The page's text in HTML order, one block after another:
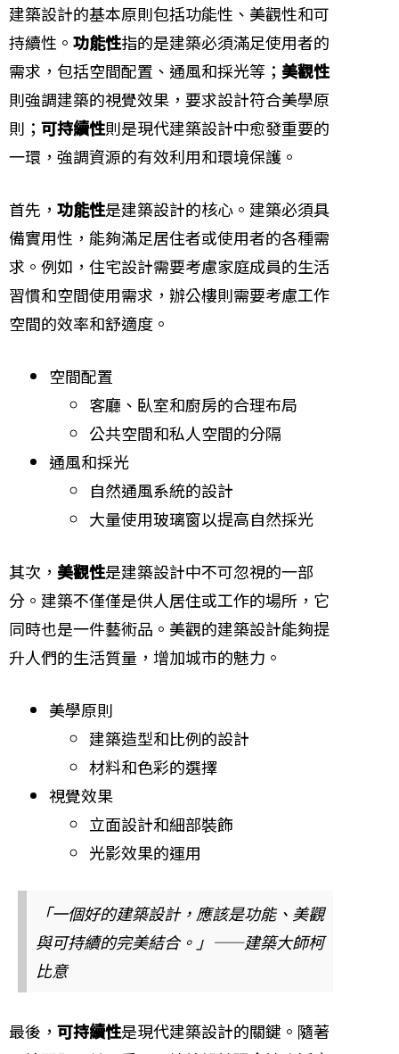
建築設計的基本原則包括功能性、美觀性和可
持續性。 功能性指的是建築必須滿足使用者的
需求，包括空間配置、通風和採光等； 美觀性
則強調建築的視覺效果，要求設計符合美學原
則； 可持續性則是現代建築設計中愈發重要的
一環，強調資源的有效利用和環境保護。
首先， 功能性是建築設計的核心。建築必須具
備實用性，能夠滿足居住者或使用者的各種需
求。例如，住宅設計需要考慮家庭成員的生活
習慣和空間使用需求，辦公樓則需要考慮工作
空間的效率和舒適度。
空間配置
客廳、臥室和廚房的合理布局
公共空間和私人空間的分隔
通風和採光
自然通風系統的設計
大量使用玻璃窗以提高自然採光
其次， 美觀性是建築設計中不可忽視的一部
分。建築不僅僅是供人居住或工作的場所，它
同時也是一件藝術品。美觀的建築設計能夠提
升人們的生活質量，增加城市的魅力。
美學原則
建築造型和比例的設計
材料和色彩的選擇
視覺效果
立面設計和細部裝飾
光影效果的運用
「一個好的建築設計，應該是功能、美觀
與可持續的完美結合。」——建築大師柯
比意
最後， 可持續性是現代建築設計的關鍵。隨著